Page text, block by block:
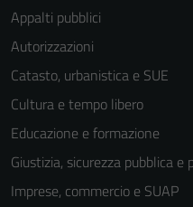
Appalti pubblici
Autorizzazioni
Catasto, urbanistica e SUE
Cultura e tempo libero
Educazione e formazione
Giustizia, sicurezza pubblica e
Imprese, commercio e SUAP